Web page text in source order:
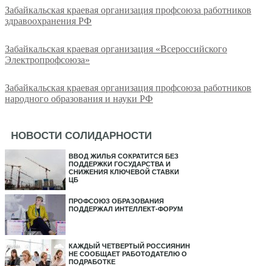
Забайкальская краевая организация профсоюза работников
здравоохранения РФ
Забайкальская краевая организация «Всероссийского
Электропрофсоюза»
Забайкальская краевая организация профсоюза работников
народного образования и науки РФ
НОВОСТИ СОЛИДАРНОСТИ
ВВОД ЖИЛЬЯ СОКРАТИТСЯ БЕЗ
ПОДДЕРЖКИ ГОСУДАРСТВА И
СНИЖЕНИЯ КЛЮЧЕВОЙ СТАВКИ
ЦБ
ПРОФСОЮЗ ОБРАЗОВАНИЯ
ПОДДЕРЖАЛ ИНТЕЛЛЕКТ-ФОРУМ
КАЖДЫЙ ЧЕТВЕРТЫЙ РОССИЯНИН
НЕ СООБЩАЕТ РАБОТОДАТЕЛЮ О
ПОДРАБОТКЕ